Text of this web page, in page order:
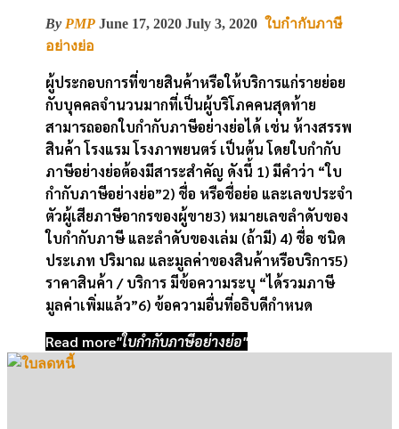
By PMP June 17, 2020 July 3, 2020 ใบกำกับภาษี
อย่างย่อ
ผู้ประกอบการที่ขายสินค้าหรือให้บริการแก่รายย่อย
กับบุคคลจำนวนมากที่เป็นผู้บริโภคคนสุดท้าย
สามารถออกใบกำกับภาษีอย่างย่อได้ เช่น ห้างสรรพ
สินค้า โรงแรม โรงภาพยนตร์ เป็นต้น โดยใบกำกับ
ภาษีอย่างย่อต้องมีสาระสำคัญ ดังนี้ 1) มีคำว่า “ใบ
กำกับภาษีอย่างย่อ”2) ชื่อ หรือชื่อย่อ และเลขประจำ
ตัวผู้เสียภาษีอากรของผู้ขาย3) หมายเลขลำดับของ
ใบกำกับภาษี และลำดับของเล่ม (ถ้ามี) 4) ชื่อ ชนิด
ประเภท ปริมาณ และมูลค่าของสินค้าหรือบริการ5)
ราคาสินค้า / บริการ มีข้อความระบุ “ได้รวมภาษี
มูลค่าเพิ่มแล้ว”6) ข้อความอื่นที่อธิบดีกำหนด
Read more"ใบกำกับภาษีอย่างย่อ"